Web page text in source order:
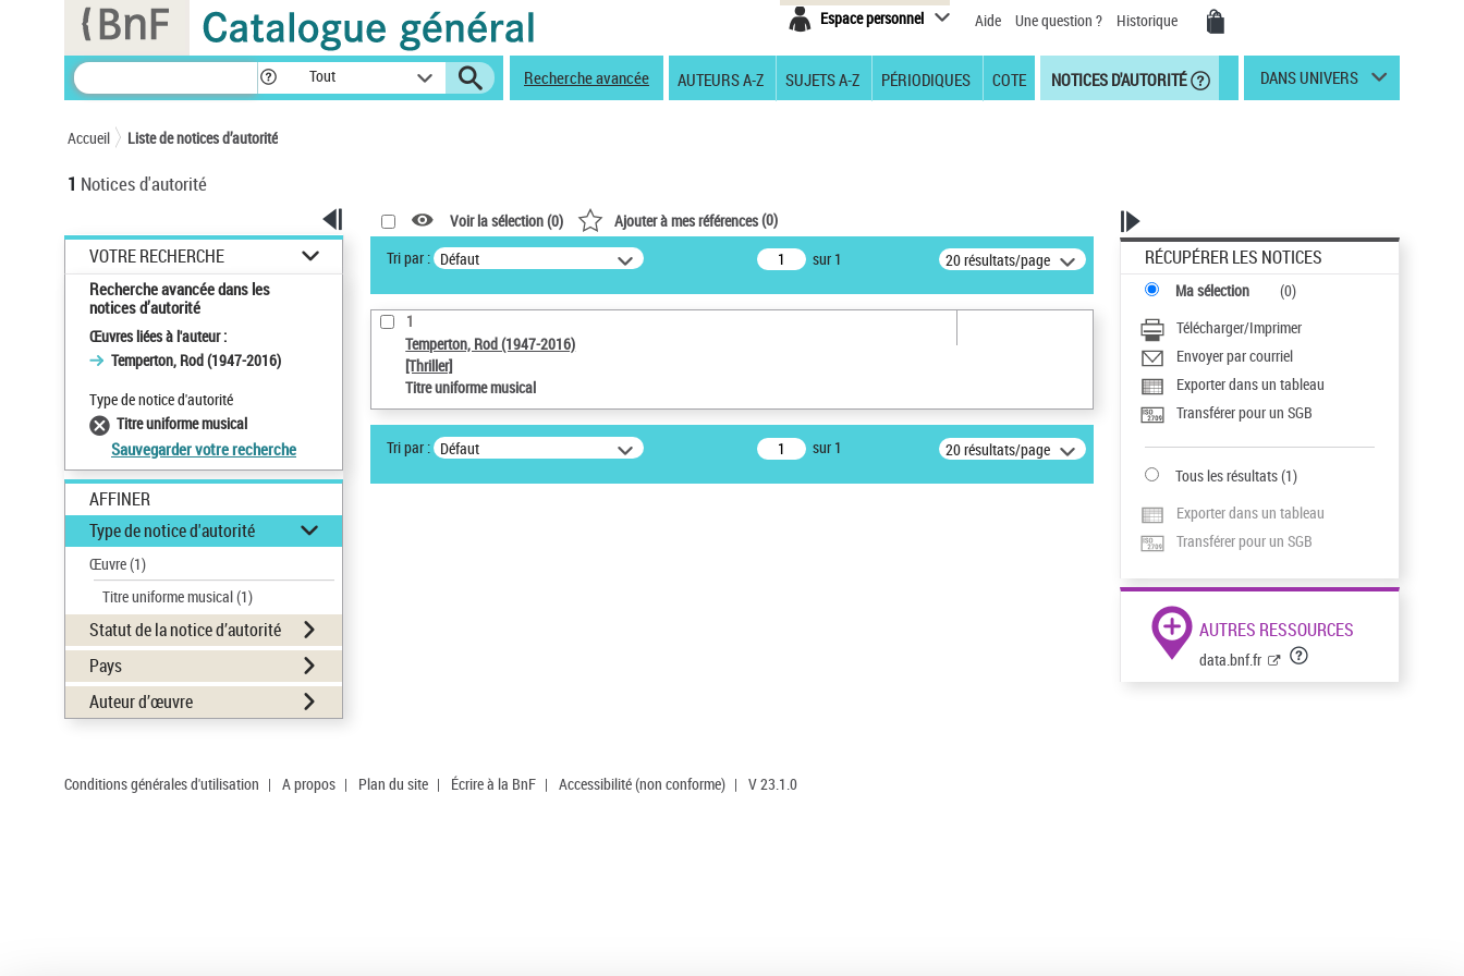
Espace personnel Aide Une question ? Historique
Tout Recherche avancée AUTEURS A-Z SUJETS A-Z PÉRIODIQUES COTE NOTICES D'AUTORITÉ DANS UNIVERS
Accueil Liste de notices d’autorité
1 Notices d'autorité
VOTRE RECHERCHE
Recherche avancée dans les
notices d’autorité
Œuvres liées à l'auteur :
Temperton, Rod (1947-2016)
Type de notice d'autorité
Titre uniforme musical
Sauvegarder votre recherche
AFFINER
Type de notice d'autorité
Œuvre(1)
Titre uniforme musical(1)
Statut de la notice d’autorité
Pays
Auteur d’œuvre
Voir la sélection (0) Ajouter à mes références(0)
Tri par : Défaut sur 1 20 résultats/page
1
Temperton, Rod (1947-2016)
[Thriller]
Titre uniforme musical
Tri par : Défaut sur 1 20 résultats/page
RÉCUPÉRER LES NOTICES
Ma sélection (0)
Télécharger/Imprimer
Envoyer par courriel
Exporter dans un tableau
Transférer pour un SGB
Tous les résultats(1)
Exporter dans un tableau
Transférer pour un SGB
AUTRES RESSOURCES
data.bnf.fr
Conditions générales d'utilisation | A propos | Plan du site | Écrire à la BnF | Accessibilité (non conforme) | V 23.1.0
Panneau de gestion des cookies